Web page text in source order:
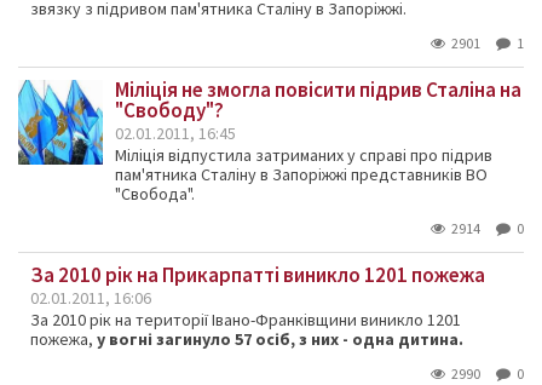
звязку з підривом пам'ятника Сталіну в Запоріжжі.
2901 1
Міліція не змогла повісити підрив Сталіна на
"Свободу"?
02.01.2011, 16:45
Міліція відпустила затриманих у справі про підрив
пам'ятника Сталіну в Запоріжжі представників ВО
"Свобода".
2914 0
За 2010 рік на Прикарпатті виникло 1201 пожежа
02.01.2011, 16:06
За 2010 рік на території Івано-Франківщини виникло 1201
пожежа, у вогні загинуло 57 осіб, з них - одна дитина.
2990 0